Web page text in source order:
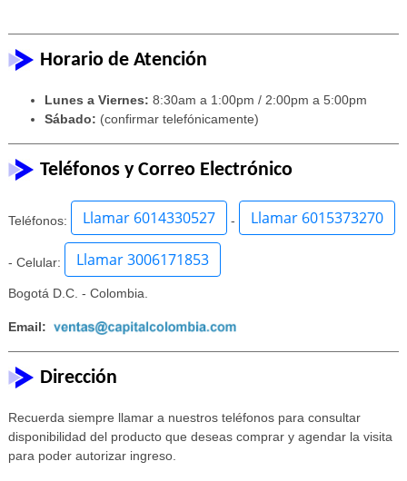
Horario de Atención
Lunes a Viernes: 8:30am a 1:00pm / 2:00pm a 5:00pm
Sábado: (confirmar telefónicamente)
Teléfonos y Correo Electrónico
Teléfonos: Llamar 6014330527 - Llamar 6015373270
- Celular: Llamar 3006171853
Bogotá D.C. - Colombia.
Email:
Dirección
Recuerda siempre llamar a nuestros teléfonos para consultar
disponibilidad del producto que deseas comprar y agendar la visita
para poder autorizar ingreso.